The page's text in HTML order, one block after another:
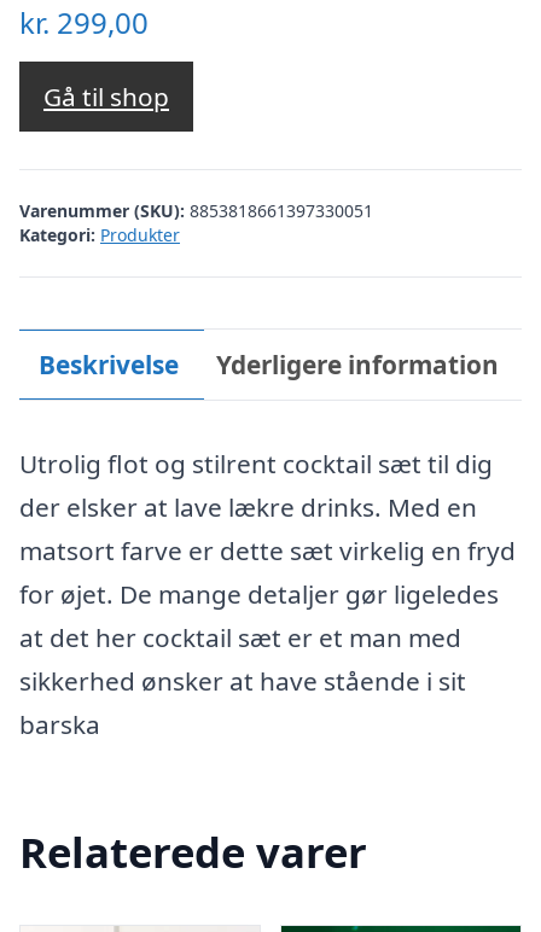
kr. 299,00
Gå til shop
Varenummer (SKU): 8853818661397330051
Kategori: Produkter
Beskrivelse Yderligere information
Utrolig flot og stilrent cocktail sæt til dig
der elsker at lave lækre drinks. Med en
matsort farve er dette sæt virkelig en fryd
for øjet. De mange detaljer gør ligeledes
at det her cocktail sæt er et man med
sikkerhed ønsker at have stående i sit
barska
Relaterede varer